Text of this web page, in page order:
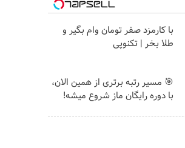
با کارمزد صفر تومان وام بگیر و
طلا بخر | تکنوپی
🎯 مسیر رتبه برتری از همین الان،
با دوره رایگان ماز شروع میشه!